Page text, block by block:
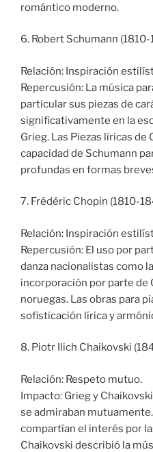
romántico moderno.
6. Robert Schumann
Relación: Inspiración
Repercusión: La música
particular sus piezas de
significativamente en la
Grieg. Las Piezas líricas de
capacidad de Schumann
profundas en formas
7. Frédéric Chopin (1810-
Relación: Inspiración
Repercusión: El uso por
danza nacionalistas como
incorporación por parte de
noruegas. Las obras para
sofisticación lírica y
8. Piotr Ilich Chaikovski
Relación: Respeto mutuo.
Impacto: Grieg y
se admiraban
compartían el interés por
Chaikovski describió la